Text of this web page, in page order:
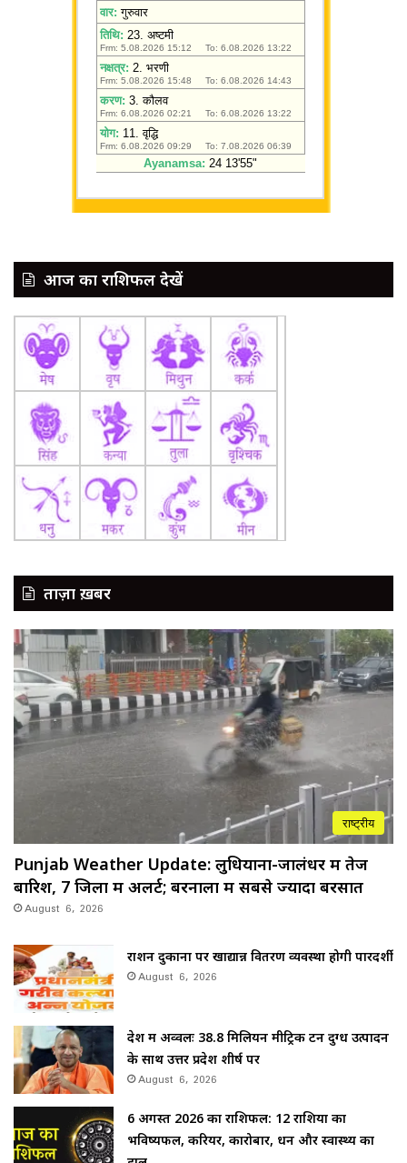
आज का राशिफल देखें
ताज़ा ख़बर
राष्ट्रीय
Punjab Weather Update: लुधियाना-जालंधर में तेज
बारिश, 7 जिलों में अलर्ट; बरनाला में सबसे ज्यादा बरसात
August 6, 2026
राशन दुकानों पर खाद्यान्न वितरण व्यवस्था होगी पारदर्शी
August 6, 2026
देश में अव्वलः 38.8 मिलियन मीट्रिक टन दुग्ध उत्पादन
के साथ उत्तर प्रदेश शीर्ष पर
August 6, 2026
6 अगस्त 2026 का राशिफल: 12 राशियों का
भविष्यफल, करियर, कारोबार, धन और स्वास्थ्य का